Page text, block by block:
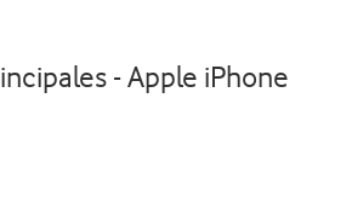
- Apple iPhone